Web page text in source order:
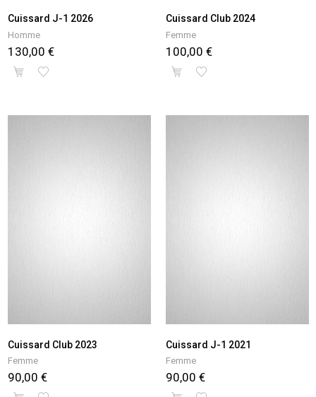
Cuissard J-1 2026
Homme
130,00 €
Cuissard Club 2024
Femme
100,00 €
Cuissard Club 2023
Femme
90,00 €
Cuissard J-1 2021
Femme
90,00 €